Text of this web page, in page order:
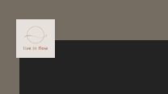
content